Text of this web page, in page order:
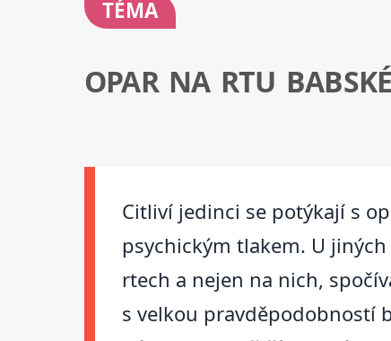
TÉMA
OPAR NA RTU
Citliví jedinci se potýkají s
psychickým tlakem. U
rtech a nejen na nich,
s velkou pravděpodobností